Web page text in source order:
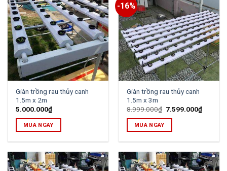
Giàn trồng rau thủy canh
1.5m x 2m
5.000.000₫
MUA NGAY
-16%
Giàn trồng rau thủy canh
1.5m x 3m
8.999.000₫ Original
was:
7.599.000₫Current
MUA NGAY